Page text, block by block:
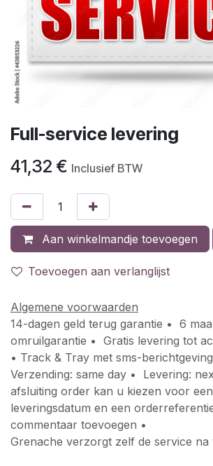
Full-service levering
41,32 € Inclusief BTW
Aan winkelmandje toevoegen
Toevoegen aan verlanglijst
Algemene voorwaarden
14-dagen geld terug garantie • 6
omruilgarantie • Gratis levering tot
• Track & Tray met sms-
Verzending: same day • Levering:
afsluiting order kan u kiezen voor
leveringsdatum en een
commentaar toevoegen •
Grenache verzorgt zelf de service na